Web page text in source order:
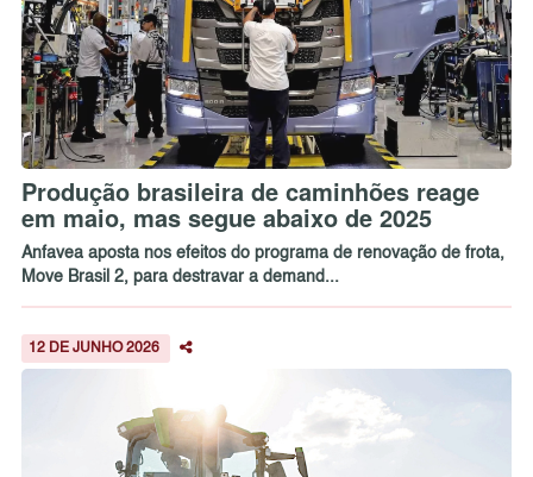
Produção brasileira de caminhões reage
em maio, mas segue abaixo de 2025
Anfavea aposta nos efeitos do programa de renovação de frota,
Move Brasil 2, para destravar a demand...
12 DE JUNHO 2026